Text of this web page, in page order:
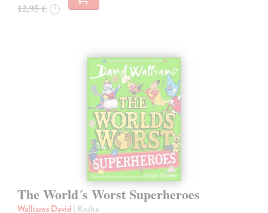
12,95 € ?
The World´s Worst Superheroes
Walliams David | Kniha